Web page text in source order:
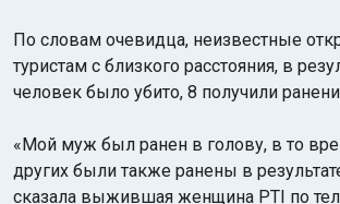
Индийский
По словам очевидца, неизвестные
туристам с близкого расстояния, в
человек было убито, 8 получили
«Мой муж был ранен в голову, в то
других были также ранены в
сказала выжившая женщина PTI по